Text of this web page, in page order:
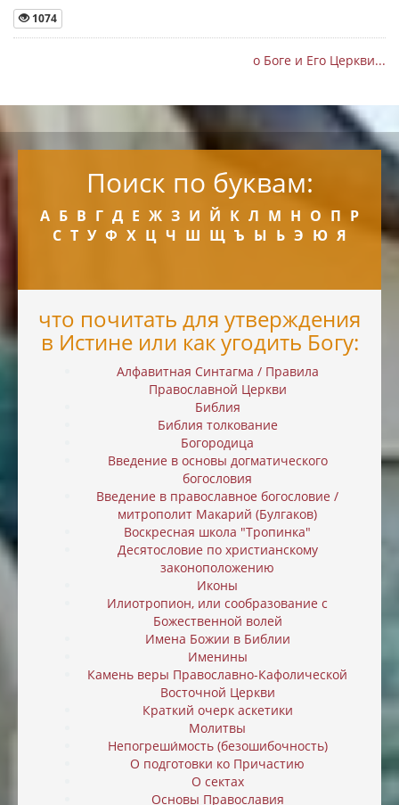
1074
о Боге и Его Церкви...
Поиск по буквам:
А Б В Г Д Е Ж З И Й К Л М Н О П Р
С Т У Ф Х Ц Ч Ш Щ Ъ Ы Ь Э Ю Я
что почитать для утверждения
в Истине или как угодить Богу:
Алфавитная Синтагма / Правила
Православной Церкви
Библия
Библия толкование
Богородица
Введение в основы догматического
богословия
Введение в православное богословие /
митрополит Макарий (Булгаков)
Воскресная школа "Тропинка"
Десятословие по христианскому
законоположению
Иконы
Илиотропион, или cообразование с
Божественной волей
Имена Божии в Библии
Именины
Камень веры Православно-Кафолической
Восточной Церкви
Краткий очерк аскетики
Молитвы
Непогреши́мость (безошибочность)
О подготовки ко Причастию
О сектах
Основы Православия